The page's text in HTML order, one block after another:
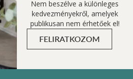
Nem beszélve a különleges
kedvezményekről, amelyek
publikusan nem érhetőek el!
FELIRATKOZOM